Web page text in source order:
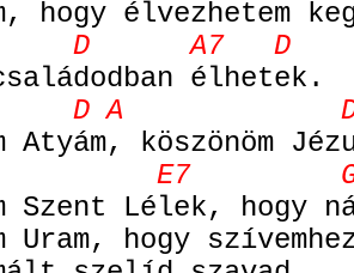
hogy élvezhetem
A7 D
élhetek.
A D
Atyám, köszönöm
G
Szent Lélek, hogy
Uram, hogy